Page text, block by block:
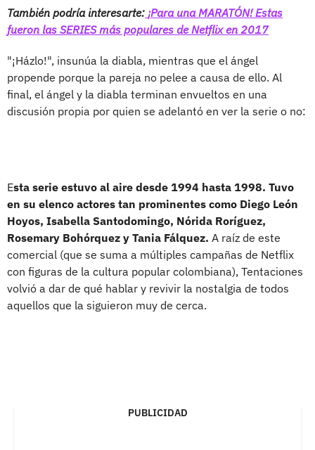
También podría interesarte: ¡Para una MARATÓN! Estas
fueron las SERIES más populares de Netflix en 2017
"¡Házlo!", insunúa la diabla, mientras que el ángel
propende porque la pareja no pelee a causa de ello. Al
final, el ángel y la diabla terminan envueltos en una
discusión propia por quien se adelantó en ver la serie o no:
Esta serie estuvo al aire desde 1994 hasta 1998. Tuvo
en su elenco actores tan prominentes como Diego León
Hoyos, Isabella Santodomingo, Nórida Roríguez,
Rosemary Bohórquez y Tania Fálquez. A raíz de este
comercial (que se suma a múltiples campañas de Netflix
con figuras de la cultura popular colombiana), Tentaciones
volvió a dar de qué hablar y revivir la nostalgia de todos
aquellos que la siguieron muy de cerca.
PUBLICIDAD